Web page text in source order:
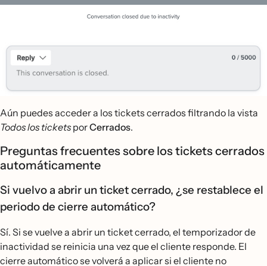
Aún puedes acceder a los tickets cerrados filtrando la vista
Todos los ticketsporCerrados.
Preguntas frecuentes sobre los tickets cerrados
automáticamente
Si vuelvo a abrir un ticket cerrado, ¿se restablece el
periodo de cierre automático?
Sí. Si se vuelve a abrir un ticket cerrado, el temporizador de
inactividad se reinicia una vez que el cliente responde. El
cierre automático se volverá a aplicar si el cliente no